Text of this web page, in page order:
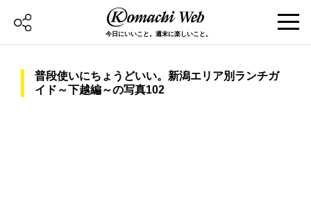
今日にいいこと。週末に楽しいこと。
普段使いにちょうどいい。新潟エリア別ランチガ
イド～下越編～の写真102